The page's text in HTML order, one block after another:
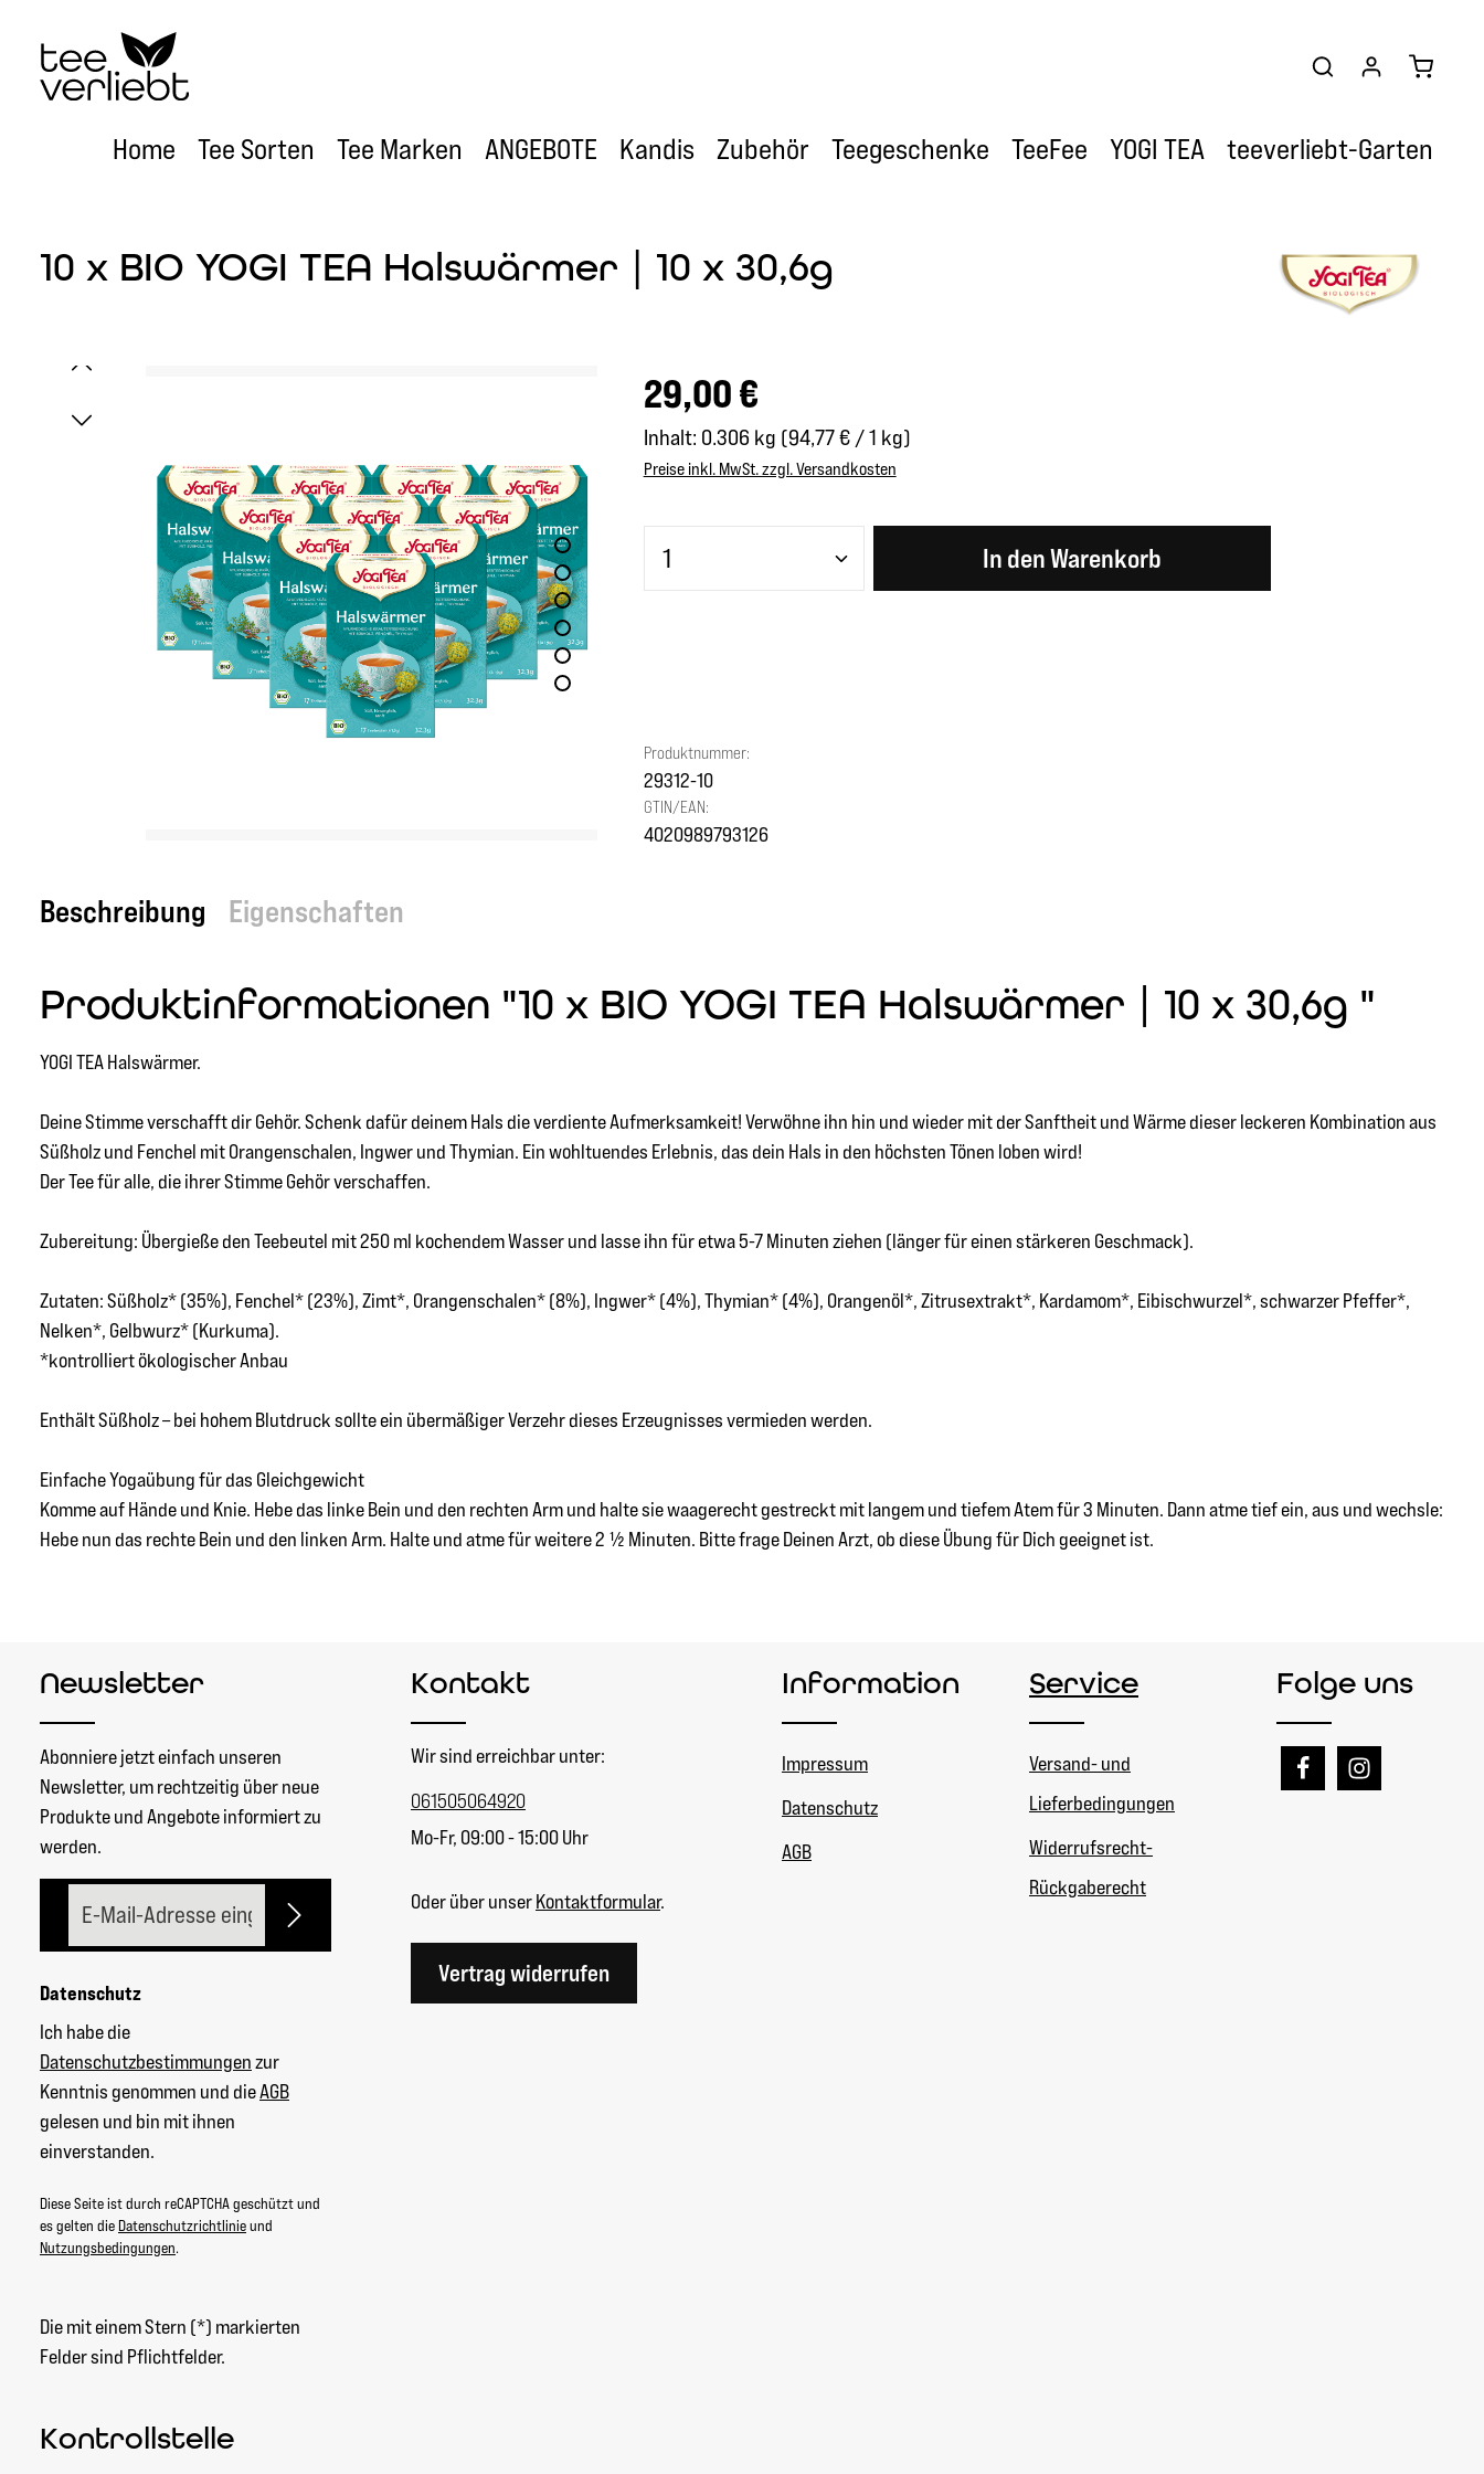
Hauptinhalt springen
Zur Hauptnavigation springen
Home Tee Sorten Tee Marken ANGEBOTE Kandis Zubehör Teegeschenke TeeFee YOGI TEA teeverliebt-Garten
10 x BIO YOGI TEA Halswärmer | 10 x 30,6g
Regulärer Preis:
29,00 €
Inhalt: 0.306 kg (94,77 € / 1 kg)
Preise inkl. MwSt. zzgl. Versandkosten
Produkt Anzahl: Gib den gewünschten Wert ein oder benutze die Schaltflächen
In den Warenkorb
Produktnummer:
29312-10
GTIN/EAN:
4020989793126
Beschreibung Eigenschaften
Produktinformationen "10 x BIO YOGI TEA Halswärmer | 10 x 30,6g "
YOGI TEA Halswärmer.
Deine Stimme verschafft dir Gehör. Schenk dafür deinem Hals die verdiente Aufmerksamkeit! Verwöhne ihn hin und wieder mit der Sanftheit und Wärme dieser leckeren Kombination aus
Süßholz und Fenchel mit Orangenschalen, Ingwer und Thymian. Ein wohltuendes Erlebnis, das dein Hals in den höchsten Tönen loben wird!
Der Tee für alle, die ihrer Stimme Gehör verschaffen.
Zubereitung: Übergieße den Teebeutel mit 250 ml kochendem Wasser und lasse ihn für etwa 5-7 Minuten ziehen (länger für einen stärkeren Geschmack).
Zutaten: Süßholz* (35%), Fenchel* (23%), Zimt*, Orangenschalen* (8%), Ingwer* (4%), Thymian* (4%), Orangenöl*, Zitrusextrakt*, Kardamom*, Eibischwurzel*, schwarzer Pfeffer*,
Nelken*, Gelbwurz* (Kurkuma).
*kontrolliert ökologischer Anbau
Enthält Süßholz – bei hohem Blutdruck sollte ein übermäßiger Verzehr dieses Erzeugnisses vermieden werden.
Einfache Yogaübung für das Gleichgewicht
Komme auf Hände und Knie. Hebe das linke Bein und den rechten Arm und halte sie waagerecht gestreckt mit langem und tiefem Atem für 3 Minuten. Dann atme tief ein, aus und wechsle:
Hebe nun das rechte Bein und den linken Arm. Halte und atme für weitere 2 ½ Minuten. Bitte frage Deinen Arzt, ob diese Übung für Dich geeignet ist.
Newsletter
Abonniere jetzt einfach unseren
Newsletter, um rechtzeitig über neue
Produkte und Angebote informiert zu
werden.
Datenschutz
Ich habe die
Datenschutzbestimmungenzur
Kenntnis genommen und dieAGB
gelesen und bin mit ihnen
einverstanden.
Diese Seite ist durch reCAPTCHA geschützt und
es gelten die Datenschutzrichtlinieund
Nutzungsbedingungen.
Die mit einem Stern (*) markierten
Felder sind Pflichtfelder.
Kontakt
Wir sind erreichbar unter:
061505064920
Mo-Fr, 09:00 - 15:00 Uhr
Oder über unserKontaktformular.
Vertrag widerrufen
Information
Impressum
Datenschutz
AGB
Service
Versand- und
Lieferbedingungen
Widerrufsrecht-
Rückgaberecht
Folge uns
Kontrollstelle